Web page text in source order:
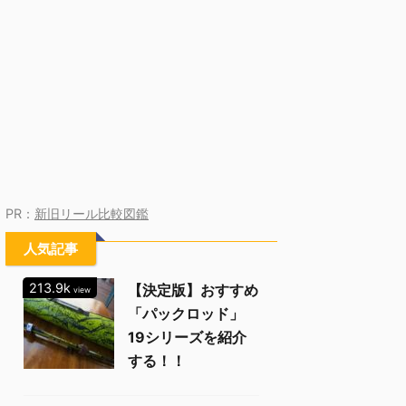
PR： 新旧リール比較図鑑
人気記事
213.9k view
【決定版】おすすめ
「パックロッド」
19シリーズを紹介
する！！